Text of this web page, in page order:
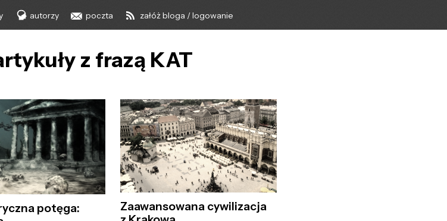
autorzy poczta załóż bloga / logowanie
z frazą KAT
potęga:
Zaawansowana cywilizacja